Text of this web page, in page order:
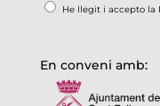
He llegit i accepto la
En conveni amb: